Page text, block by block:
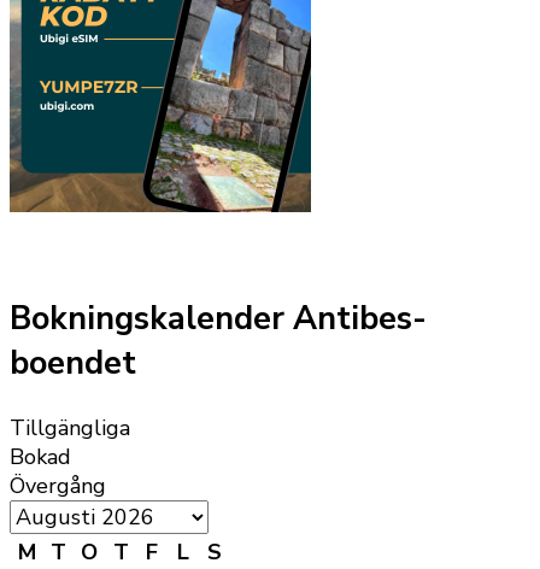
Bokningskalender Antibes-
boendet
Tillgängliga
Bokad
Övergång
M T O T F L
S